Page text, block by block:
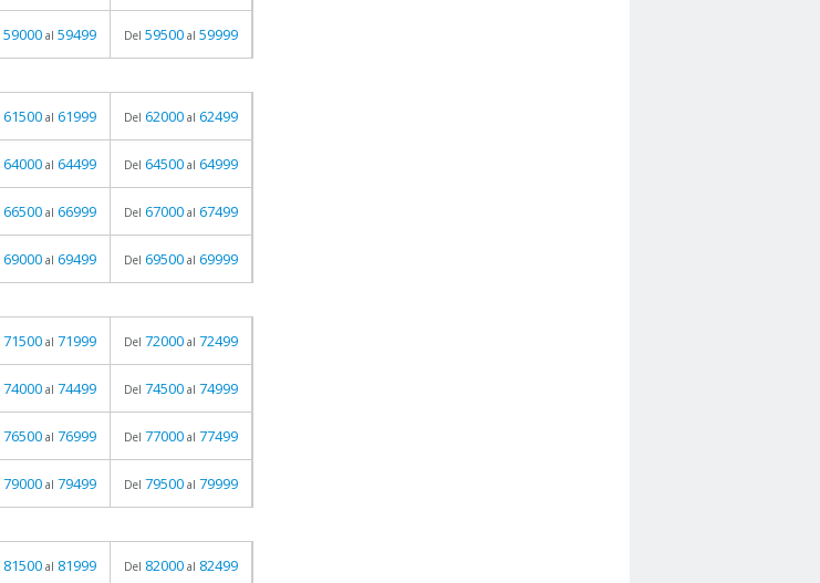
59000 al 59499 Del 59500 al 59999
61500 al 61999 Del 62000 al 62499
64000 al 64499 Del 64500 al 64999
66500 al 66999 Del 67000 al 67499
69000 al 69499 Del 69500 al 69999
71500 al 71999 Del 72000 al 72499
74000 al 74499 Del 74500 al 74999
76500 al 76999 Del 77000 al 77499
79000 al 79499 Del 79500 al 79999
81500 al 81999 Del 82000 al 82499